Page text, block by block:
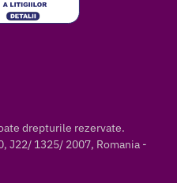
drepturile rezervate.
J22/ 1325/ 2007, Romania -